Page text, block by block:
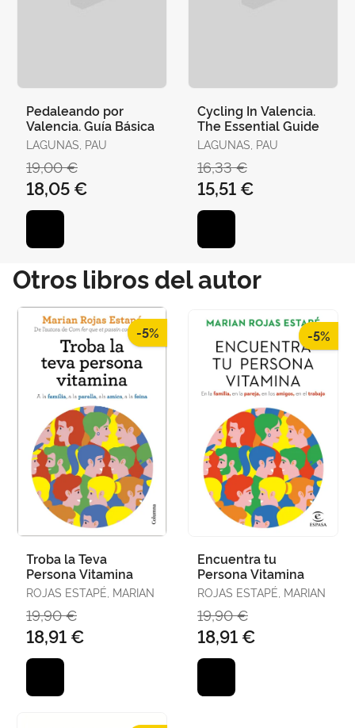
Pedaleando por
Valencia. Guía Básica
LAGUNAS, PAU
19,00 €
18,05 €
Cycling In Valencia.
The Essential Guide
LAGUNAS, PAU
16,33 €
15,51 €
Otros libros del autor
-5%
Troba la Teva
Persona Vitamina
ROJAS ESTAPÉ, MARIAN
19,90 €
18,91 €
-5%
Encuentra tu
Persona Vitamina
ROJAS ESTAPÉ, MARIAN
19,90 €
18,91 €